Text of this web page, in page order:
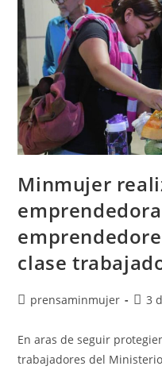
Minmujer
clase
prensaminmujer 3
En aras de seguir
trabajadores del